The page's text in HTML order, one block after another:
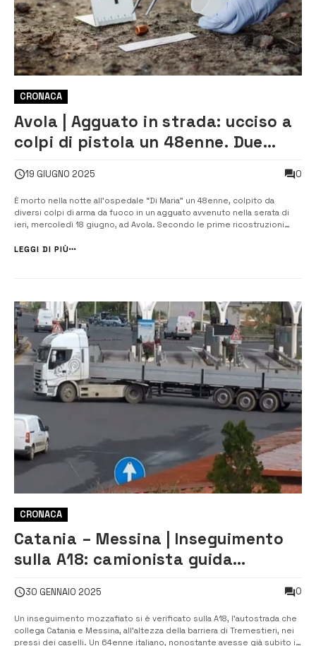
CRONACA
Avola | Agguato in strada: ucciso a
colpi di pistola un 48enne. Due
19 GIUGNO 2025 0
È morto nella notte all’ospedale “Di Maria” un 48enne, colpito da
diversi colpi di arma da fuoco in un agguato avvenuto nella serata di
ieri, mercoledì 18 giugno, ad Avola. Secondo le prime ricostruzioni
vie della cittadina siracusana. L’uomo si trovava alla gui...
LEGGI DI PIÙ
CRONACA
Catania – Messina | Inseguimento
sulla A18: camionista guida
30 GENNAIO 2025 0
Un inseguimento mozzafiato si è verificato sulla A18, l’autostrada che
collega Catania e Messina, all’altezza della barriera di Tremestieri, nei
pressi dei caselli. Un 64enne italiano, nonostante avesse già subito il